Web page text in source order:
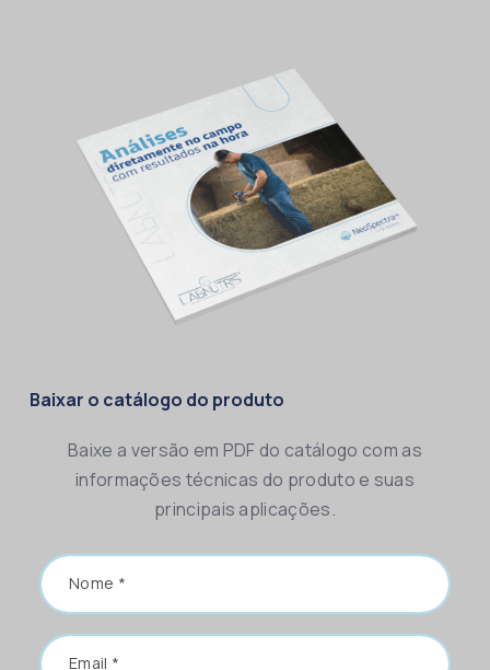
Baixar o catálogo do produto
Baixe a versão em PDF do catálogo com as
informações técnicas do produto e suas
principais aplicações.